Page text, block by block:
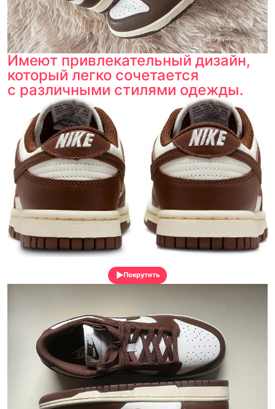
Имеют привлекательный дизайн,
который легко сочетается
с различными стилями одежды.
Покрутить